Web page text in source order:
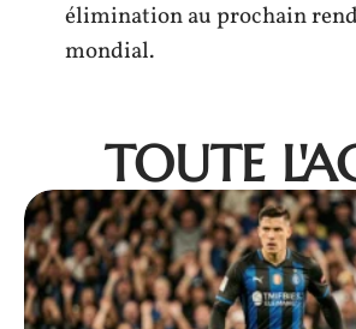
élimination au prochain
mondial.
TOUTE